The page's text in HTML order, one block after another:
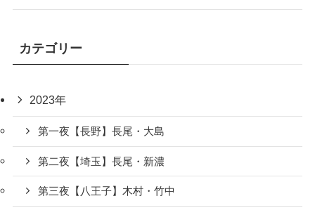
カテゴリー
2023年
第一夜【長野】長尾・大島
第二夜【埼玉】長尾・新濃
第三夜【八王子】木村・竹中